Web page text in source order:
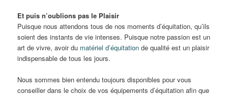
Et puis n’oublions pas le Plaisir
Puisque nous attendons tous de nos moments d’équitation, qu’ils
soient des instants de vie intenses. Puisque notre passion est un
art de vivre, avoir du matériel d’équitation de qualité est un plaisir
indispensable de tous les jours.
Nous sommes bien entendu toujours disponibles pour vous
conseiller dans le choix de vos équipements d’équitation afin que